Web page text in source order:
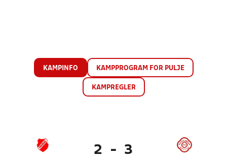
KAMPINFO KAMPPROGRAM FOR PULJE
KAMPREGLER
2 - 3